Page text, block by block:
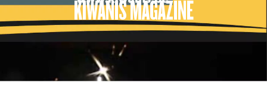
KIWANIS MAGAZINE